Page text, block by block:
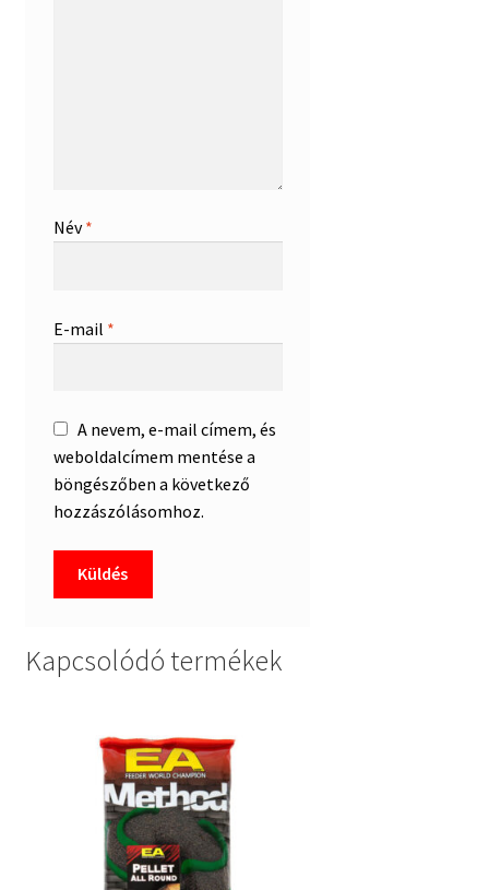
Név*
E-mail *
A nevem, e-mail címem, és
weboldalcímem mentése a
böngészőben a következő
hozzászólásomhoz.
Kapcsolódó termékek